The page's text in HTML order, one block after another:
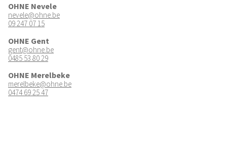
OHNE Nevele
nevele@ohne.be
09 247 07 15
OHNE Gent
gent@ohne.be
0485 53 80 29
OHNE Merelbeke
merelbeke@ohne.be
0474 69 25 47